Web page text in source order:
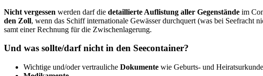
Nicht vergessen werden darf die detaillierte Auflistung aller Gegenstände im
den Zoll, wenn das Schiff internationale Gewässer durchquert (was bei Seefracht
samt einer Rechnung für die Zwischenlagerung.
Und was sollte/darf nicht in den Seecontainer?
Wichtige und/oder vertrauliche Dokumente wie Geburts- und